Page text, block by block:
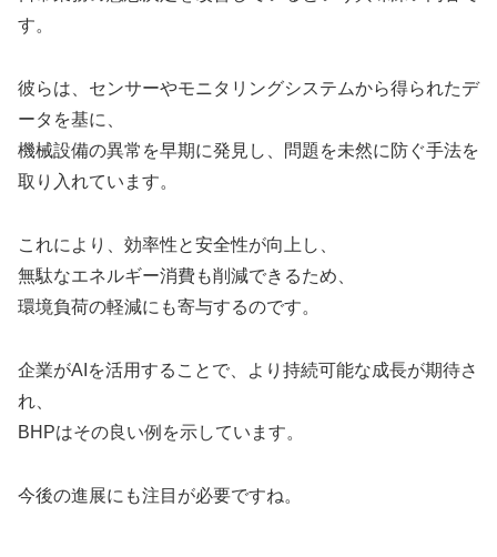
す。
彼らは、センサーやモニタリングシステムから得られたデ
ータを基に、
機械設備の異常を早期に発見し、問題を未然に防ぐ手法を
取り入れています。
これにより、効率性と安全性が向上し、
無駄なエネルギー消費も削減できるため、
環境負荷の軽減にも寄与するのです。
企業がAIを活用することで、より持続可能な成長が期待さ
れ、
BHPはその良い例を示しています。
今後の進展にも注目が必要ですね。